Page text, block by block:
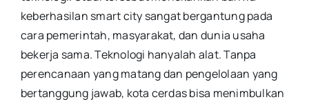
keberhasilan smart city sangat bergantung pada
cara pemerintah, masyarakat, dan dunia usaha
bekerja sama. Teknologi hanyalah alat. Tanpa
perencanaan yang matang dan pengelolaan yang
bertanggung jawab, kota cerdas bisa menimbulkan